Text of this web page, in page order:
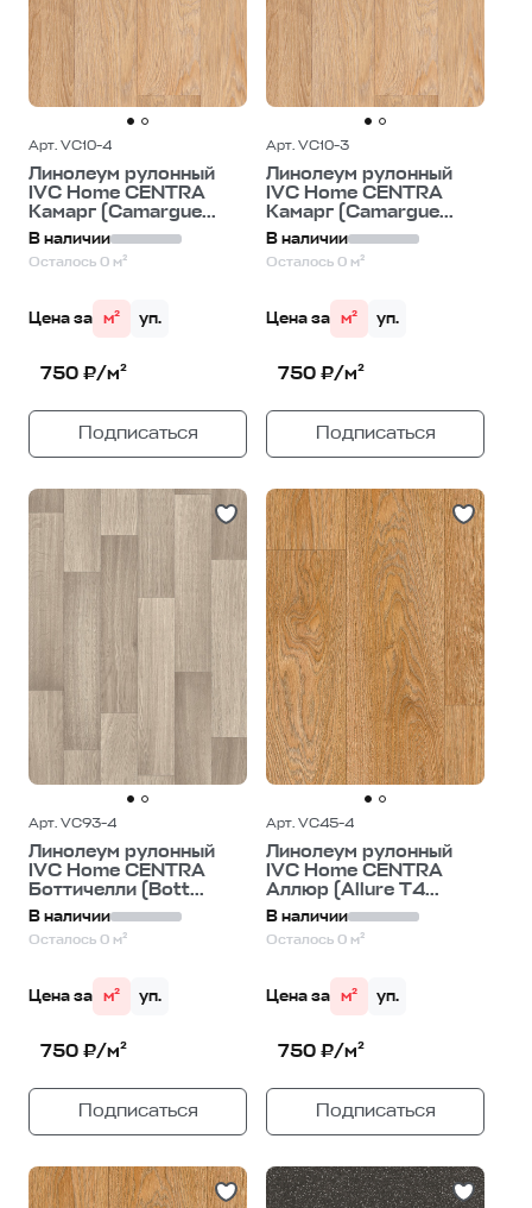
Арт. VC10-4
Линолеум рулонный
IVC Home CENTRA
Камарг (Camargue...
В наличии
Осталось 0 м²
Цена за м² уп.
750 ₽/м²
Подписаться
Арт. VC10-3
Линолеум рулонный
IVC Home CENTRA
Камарг (Camargue...
В наличии
Осталось 0 м²
Цена за м² уп.
750 ₽/м²
Подписаться
Арт. VC93-4
Линолеум рулонный
IVC Home CENTRA
Боттичелли (Bott...
В наличии
Осталось 0 м²
Цена за м² уп.
750 ₽/м²
Подписаться
Арт. VC45-4
Линолеум рулонный
IVC Home CENTRA
Аллюр (Allure T4...
В наличии
Осталось 0 м²
Цена за м² уп.
750 ₽/м²
Подписаться